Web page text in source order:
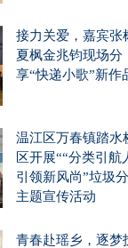
接力关爱，嘉宾张
夏枫金兆钧现场分
享“快递小歌”新作
温江区万春镇踏水
区开展““分类引航
引领新风尚”垃圾
主题宣传活动
青春赴瑶乡，逐梦